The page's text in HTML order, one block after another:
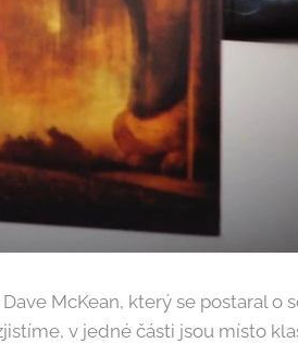
McKean, který se postaral o
v jedné části jsou místo